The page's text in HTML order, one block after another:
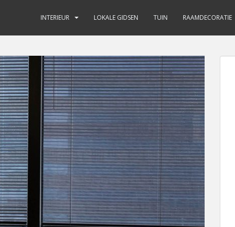
INTERIEUR LOKALE GIDSEN TUIN RAAMDECORATIE